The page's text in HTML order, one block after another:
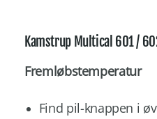
Kamstrup Multical 601 /
Fremløbstemperatur
Find pil-knappen i